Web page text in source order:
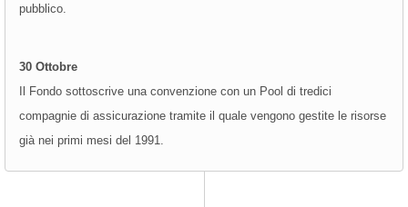
pubblico.
30 Ottobre
Il Fondo sottoscrive una convenzione con un Pool di tredici
compagnie di assicurazione tramite il quale vengono gestite le risorse
già nei primi mesi del 1991.